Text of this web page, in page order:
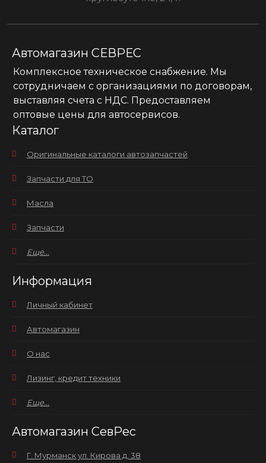
Автомагазин СЕВРЕС
Комплексное техническое снабжение. Мы
сотрудничаем с организациями по договорам,
выставляя счета с НДС. Предоставляем
оптовые цены для автосервисов.
Каталог
Оригинальные каталоги автозапчастей
Запчасти для ТО
Масла
Запчасти
Еще...
Информация
Личный кабинет
Автомагазин
О нас
Лизинг, кредит техники
Еще...
Автомагазин СевРес
Г. Мурманск ул. Кирова д. 38